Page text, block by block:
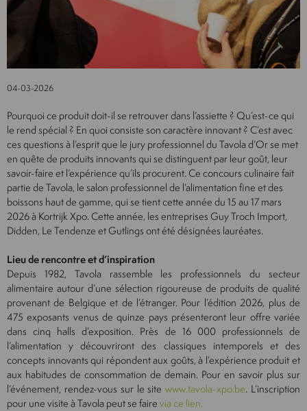
04-03-2026
Pourquoi ce produit doit-il se retrouver dans l’assiette ? Qu’est-ce qui
le rend spécial ? En quoi consiste son caractère innovant ? C’est avec
ces questions à l’esprit que le jury professionnel du Tavola d’Or se met
en quête de produits innovants qui se distinguent par leur goût, leur
savoir-faire et l’expérience qu’ils procurent. Ce concours culinaire fait
partie de Tavola, le salon professionnel de l’alimentation fine et des
boissons haut de gamme, qui se tient cette année du 15 au 17 mars
2026 à Kortrijk Xpo. Cette année, les entreprises Guy Troch Import,
Didden, Le Tendenze et Gutlings ont été désignées lauréates.
Lieu de rencontre et d’inspiration
Depuis 1982, Tavola rassemble les professionnels du secteur
alimentaire autour d’une sélection rigoureuse de produits de qualité
provenant de Belgique et de l’étranger. Pour l’édition 2026, plus de
475 exposants venus de quinze pays présenteront leur offre variée
dans cinq halls d’exposition. Près de 16 000 professionnels de
l’alimentation y découvriront des classiques intemporels et des
concepts innovants qui répondent aux goûts, à l’expérience produit et
aux habitudes de consommation de demain. Pour en savoir plus sur
l’événement, rendez-vous sur le sitewww.tavola-xpo.be. L’inscription
pour une visite à Tavola peut se fairevia ce lien.